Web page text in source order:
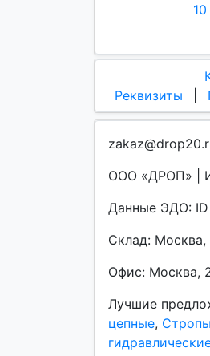
Реквизиты
ООО «ДРОП» |
Данные ЭДО:
Склад: Москва,
Офис: Москва,
Лучшие
цепные,